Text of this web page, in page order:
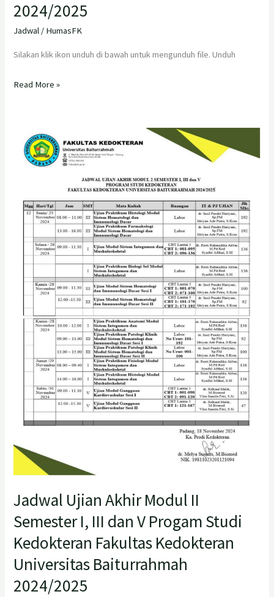
2024/2025
Jadwal / HumasFK
Silakan klik ikon unduh di bawah untuk mengunduh file. Unduh
Read More »
Jadwal Ujian Akhir Modul II
Semester I, III dan V Progam Studi
Kedokteran Fakultas Kedokteran
Universitas Baiturrahmah
2024/2025
Jadwal
Ujian
Semester
dan
Studi
Kedokteran
Kedokteran
Baiturrahmah
2024/2025